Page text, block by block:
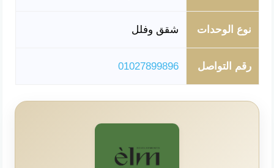
نوع الوحدات شقق وفلل
رقم التواصل 01027899896